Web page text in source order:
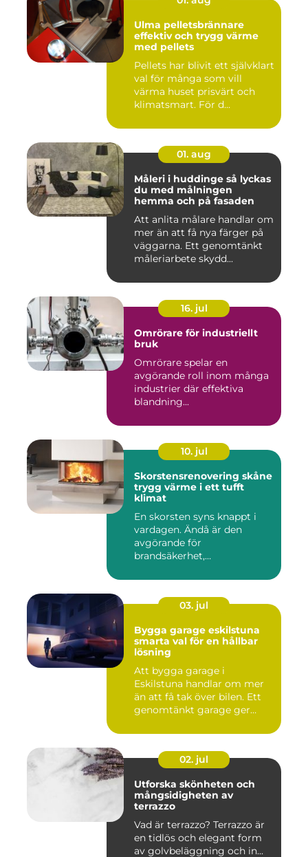
Ulma pelletsbrännare
effektiv och trygg värme
med pellets
Pellets har blivit ett självklart
val för många som vill
värma huset prisvärt och
klimatsmart. För d...
01. aug
Måleri i huddinge så lyckas
du med målningen
hemma och på fasaden
Att anlita målare handlar om
mer än att få nya färger på
väggarna. Ett genomtänkt
måleriarbete skydd...
16. jul
Omrörare för industriellt
bruk
Omrörare spelar en
avgörande roll inom många
industrier där effektiva
blandning...
10. jul
Skorstensrenovering skåne
trygg värme i ett tufft
klimat
En skorsten syns knappt i
vardagen. Ändå är den
avgörande för
brandsäkerhet,
03. jul
Bygga garage eskilstuna
smarta val för en hållbar
lösning
Att bygga garage i
Eskilstuna handlar om mer
än att få tak över bilen. Ett
genomtänkt garage ger
02. jul
Utforska skönheten och
mångsidigheten av
terrazzo
Vad är terrazzo? Terrazzo är
en tidlös och elegant form
av golvbeläggning och in...